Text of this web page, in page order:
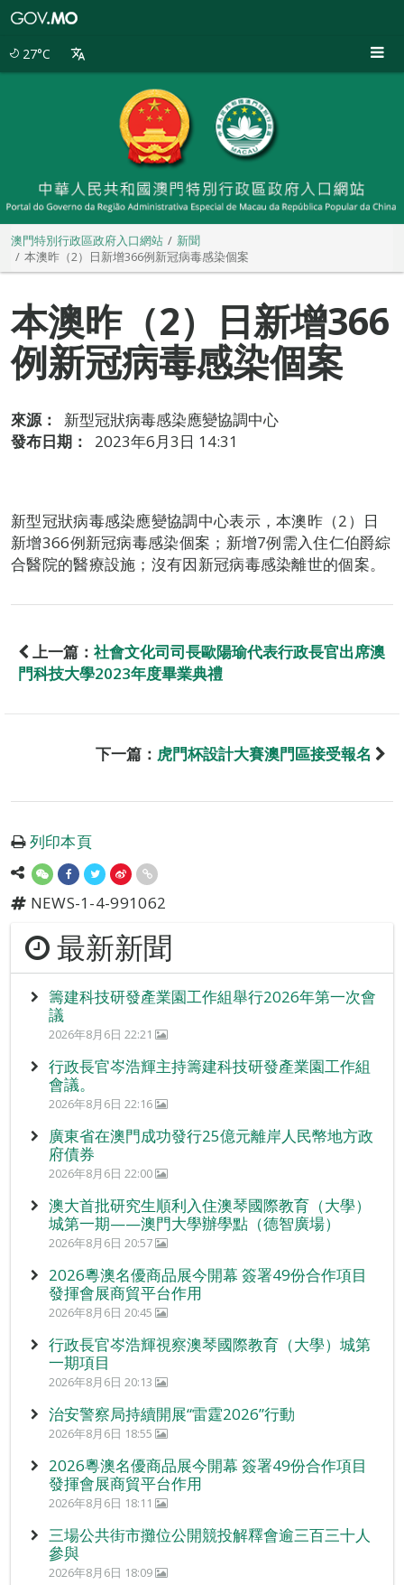
27°C
澳門特別行政區政府入口網站
新聞
本澳昨（2）日新增366例新冠病毒感染個案
本澳昨（2）日新增366
例新冠病毒感染個案
來源：
新型冠狀病毒感染應變協調中心
發布日期：
2023年6月3日 14:31
新型冠狀病毒感染應變協調中心表示，本澳昨（2）日
新增366例新冠病毒感染個案；新增7例需入住仁伯爵綜
合醫院的醫療設施；沒有因新冠病毒感染離世的個案。
上一篇： 社會文化司司長歐陽瑜代表行政長官出席澳
門科技大學2023年度畢業典禮
下一篇： 虎門杯設計大賽澳門區接受報名
列印本頁
NEWS-1-4-991062
最新新聞
籌建科技研發產業園工作組舉行2026年第一次會
議
2026年8月6日 22:21
行政長官岑浩輝主持籌建科技研發產業園工作組
會議。
2026年8月6日 22:16
廣東省在澳門成功發行25億元離岸人民幣地方政
府債券
2026年8月6日 22:00
澳大首批研究生順利入住澳琴國際教育（大學）
城第一期——澳門大學辦學點（德智廣場）
2026年8月6日 20:57
2026粵澳名優商品展今開幕 簽署49份合作項目
發揮會展商貿平台作用
2026年8月6日 20:45
行政長官岑浩輝視察澳琴國際教育（大學）城第
一期項目
2026年8月6日 20:13
治安警察局持續開展“雷霆2026”行動
2026年8月6日 18:55
2026粵澳名優商品展今開幕 簽署49份合作項目
發揮會展商貿平台作用
2026年8月6日 18:11
三場公共街市攤位公開競投解釋會逾三百三十人
參與
2026年8月6日 18:09